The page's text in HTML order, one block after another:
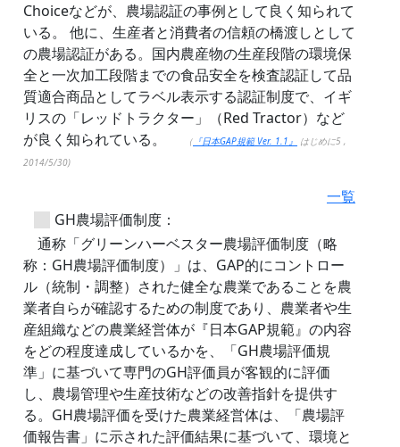
Choiceなどが、農場認証の事例として良く知られて
いる。 他に、生産者と消費者の信頼の橋渡しとして
の農場認証がある。国内農産物の生産段階の環境保
全と一次加工段階までの食品安全を検査認証して品
質適合商品としてラベル表示する認証制度で、イギ
リスの「レッドトラクター」（Red Tractor）など
が良く知られている。
（ 『日本GAP規範 Ver. 1.1』
はじめに5 ,
2014/5/30)
一覧
GH農場評価制度：
通称「グリーンハーベスター農場評価制度（略
称：GH農場評価制度）」は、GAP的にコントロー
ル（統制・調整）された健全な農業であることを農
業者自らが確認するための制度であり、農業者や生
産組織などの農業経営体が『日本GAP規範』の内容
をどの程度達成しているかを、「GH農場評価規
準」に基づいて専門のGH評価員が客観的に評価
し、農場管理や生産技術などの改善指針を提供す
る。GH農場評価を受けた農業経営体は、「農場評
価報告書」に示された評価結果に基づいて、環境と